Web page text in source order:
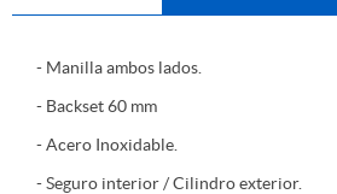
- Manilla ambos lados.
- Backset 60 mm
- Acero Inoxidable.
- Seguro interior / Cilindro exterior.